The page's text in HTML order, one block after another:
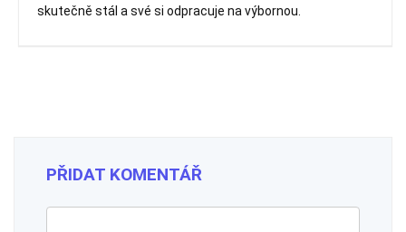
skutečně stál a své si odpracuje na výbornou.
PŘIDAT KOMENTÁŘ